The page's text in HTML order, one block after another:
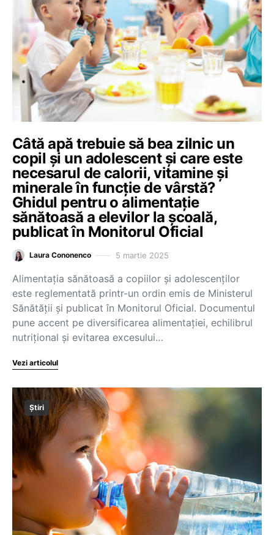
Câtă apă trebuie să bea zilnic un
copil și un adolescent și care este
necesarul de calorii, vitamine și
minerale în funcție de vârstă?
Ghidul pentru o alimentație
sănătoasă a elevilor la școală,
publicat în Monitorul Oficial
Laura Cononenco 5 martie 2025
Alimentația sănătoasă a copiilor și adolescenților
este reglementată printr-un ordin emis de Ministerul
Sănătății și publicat în Monitorul Oficial. Documentul
pune accent pe diversificarea alimentației, echilibrul
nutrițional și evitarea excesului…
Vezi articolul
Știri